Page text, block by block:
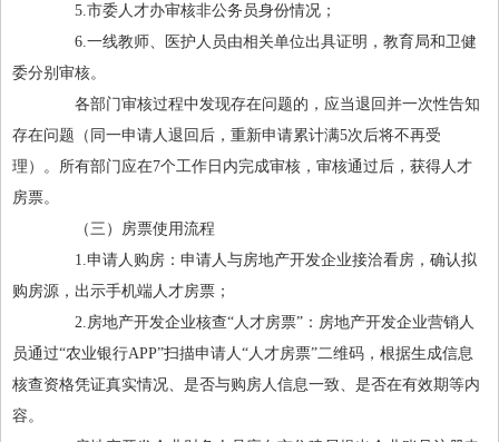
5.市委人才办审核非公务员身份情况；
6.一线教师、医护人员由相关单位出具证明，教育局和卫健
委分别审核。
各部门审核过程中发现存在问题的，应当退回并一次性告知
存在问题（同一申请人退回后，重新申请累计满5次后将不再受
理）。所有部门应在7个工作日内完成审核，审核通过后，获得人才
房票。
（三）房票使用流程
1.申请人购房：申请人与房地产开发企业接洽看房，确认拟
购房源，出示手机端人才房票；
2.房地产开发企业核查“人才房票”：房地产开发企业营销人
员通过“农业银行APP”扫描申请人“人才房票”二维码，根据生成信息
核查资格凭证真实情况、是否与购房人信息一致、是否在有效期等内
容。